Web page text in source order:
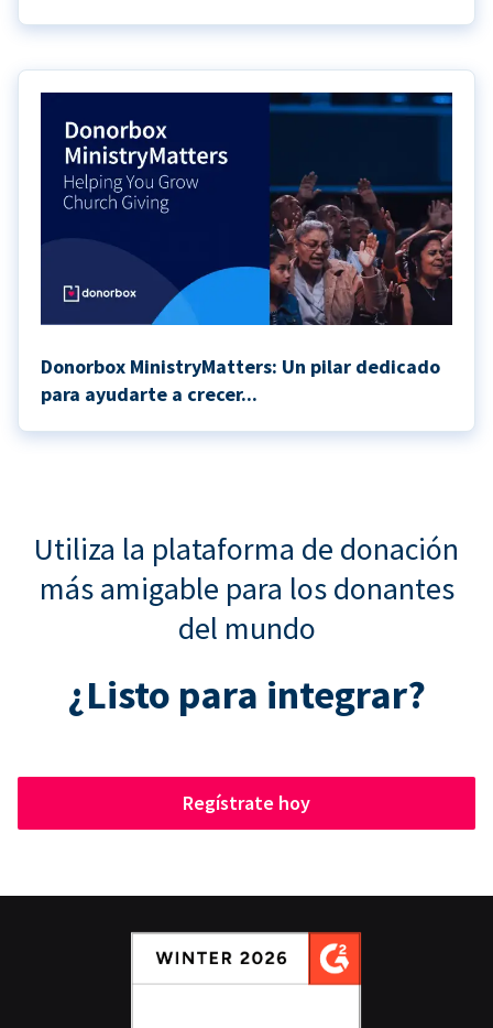
Donorbox MinistryMatters: Un pilar dedicado
para ayudarte a crecer...
Utiliza la plataforma de donación
más amigable para los donantes
del mundo
¿Listo para integrar?
Regístrate hoy